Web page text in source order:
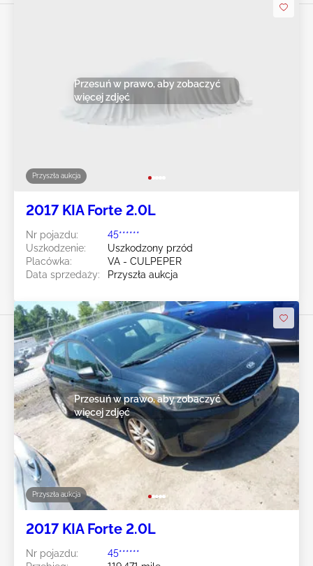
Przyszła aukcja
Przesuń w prawo, aby zobaczyć
więcej zdjęć
2017 KIA Forte 2.0L
Nr pojazdu:
45******
Uszkodzenie:
Uszkodzony przód
Placówka:
VA - CULPEPER
Data sprzedaży:
Przyszła aukcja
Przyszła aukcja
Przesuń w prawo, aby zobaczyć
więcej zdjęć
2017 KIA Forte 2.0L
Nr pojazdu:
45******